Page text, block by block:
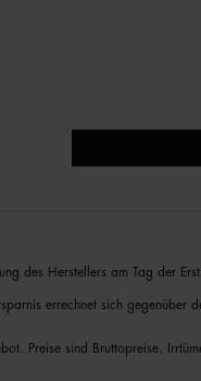
des Herstellers am Tag der
errechnet sich gegenüber
Preise sind Bruttopreise.